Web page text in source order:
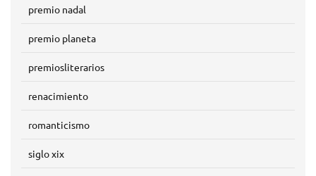
premio nadal
premio planeta
premiosliterarios
renacimiento
romanticismo
siglo xix